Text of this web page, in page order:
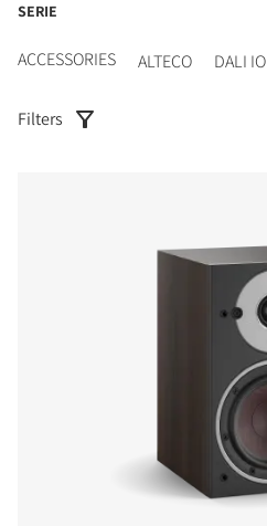
SERIE
ACCESSORIES ALTECO DALI IO
Filters